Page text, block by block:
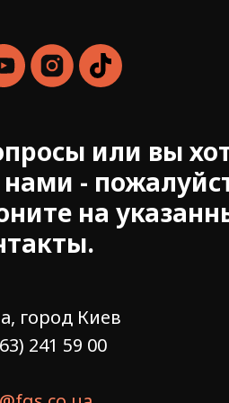
или вы
нами -
на
город Киев
241 59 00